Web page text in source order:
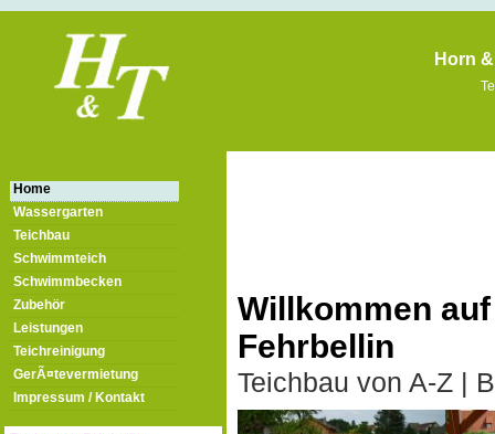
Horn
Home
Wassergarten
Teichbau
Schwimmteich
Schwimmbecken
Zubehör
Leistungen
Teichreinigung
GerÃ¤tevermietung
Impressum / Kontakt
Willkommen
Fehrbellin
Teichbau von A-Z |